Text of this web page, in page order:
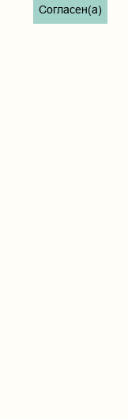
Пациентам
Согласен(а)